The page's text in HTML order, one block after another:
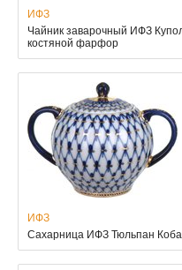
ИФЗ
Чайник заварочный ИФЗ
костяной фарфор
ИФЗ
Сахарница ИФЗ Тюльпан